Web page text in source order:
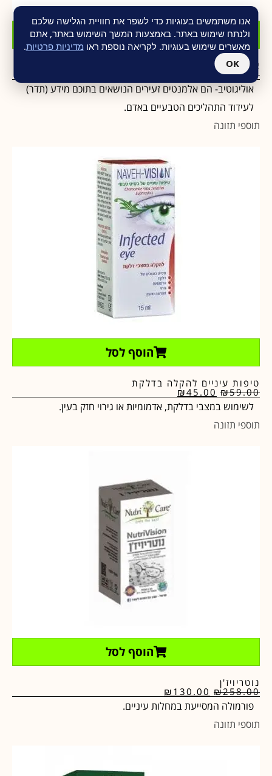
הוסף לסל
אוליגוטיב IOD
₪40.00
30.00
אוליגוטיב- הם אלמנטים זעירים הנושאים בתוכם מידע (תדר)
לעידוד התהליכים הטבעיים באדם.
תוספי תזונה
הוסף לסל
טיפות עיניים להקלה בדלקת
₪59.00
₪45.00
לשימוש במצבי בדלקת, אדמומיות או גירוי חזק בעין.
תוספי תזונה
הוסף לסל
נוטריויז'ן
₪258.00
₪ 130.00
פורמולה המסייעת במחלות עיניים.
תוספי תזונה
אנו משתמשים בעוגיות כדי לשפר את חוויית הגלישה שלכם
ולנתח שימוש באתר. באמצעות המשך השימוש באתר, אתם
מאשרים שימוש בעוגיות. לקריאה נוספת ראו מדיניות פרטיות.
OK